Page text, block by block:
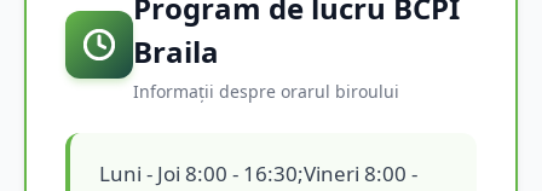
Braila
Informații despre orarul biroului
Luni - Joi 8:00 - 16:30;Vineri 8:00 -